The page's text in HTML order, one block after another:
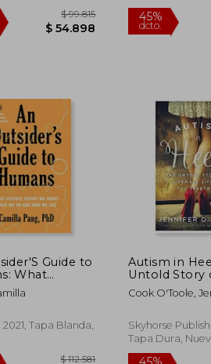
Guide to
What
Taught me
we do
Tapa Blanda,
Autism in
Untold Story
Female Life
Spectrum (en
Cook O'Toole,
Skyhorse
Tapa Dura,